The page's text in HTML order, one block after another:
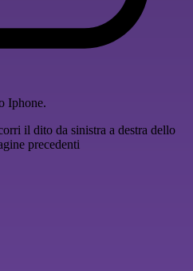
Iphone.
il dito da sinistra a destra dello
precedenti